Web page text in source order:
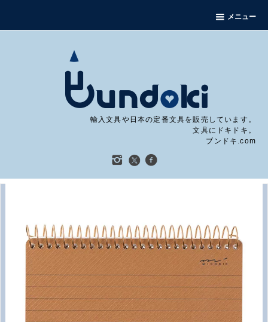
メニュー
輸入文具や日本の定番文具を販売しています。
文具にドキドキ。
ブンドキ.com